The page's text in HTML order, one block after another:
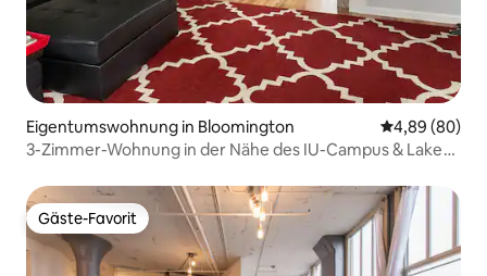
Eigentumswohnung in Bloomington
4,89 (80)
3-Zimmer-Wohnung in der Nähe des IU-Campus & Lake
Gäste-Favorit
Gäste-Favorit